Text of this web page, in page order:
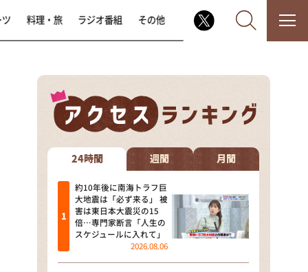
なるみ・岡村の過ぎるTV
相席食堂
これ余談なんですけど・・・
～人生密着トークバラエティ！
～ やすとものいたって真剣です
探偵！ナイトスクープ
料理・旅 ラジオ番組 その他
24時間 週間 月間
約10年後に南海トラフ巨
大地震は「必ず来る」 被
害は東日本大震災の15
倍…専門家断言「人生の
スケジュールに入れて」
2026.08.06